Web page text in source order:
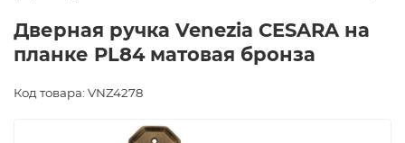
Дверная ручка Venezia CESARA на
планке PL84 матовая бронза
Код товара: VNZ4278